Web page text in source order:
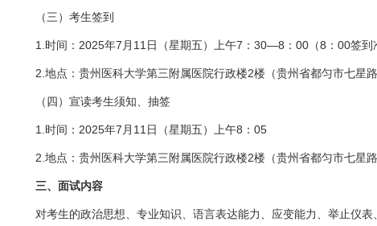
（三）考生签到
1.时间：2025年7月 11日（星期五）上午7：30—8：00（8：00签到
2.地点：贵州医科大学第三附属医院行政楼2楼（贵州省都匀市七星路
（四）宣读考生须知、抽签
1.时间：2025年7月 11日（星期五）上午8： 05
2.地点：贵州医科大学第三附属医院行政楼2楼（贵州省都匀市七星路
三、面试内容
对考生的政治思想、专业知识、语言表达能力、应变能力、举止仪表